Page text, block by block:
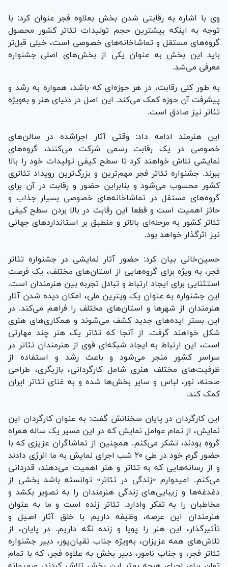
وی با اشاره به رقابتی شدن بخش بعلاوه فجر عنوان کرد: با
توجه به اینکه بیشترین حجم تولیدات تئاتر کشور محصول
گروه‌های مستقل و تماشاخانه‌های خصوصی است، خیلی قبل‌تر
باید این بخش به عنوان یکی از بخش‌های اصلی جشنواره
معرفی می‌شد.
به طور کلی رقابت، در هر حوزه‌ای که باشد، همواره به رشد و
پیشرفت آن حوزه کمک می‌کند. این اصل در دنیای هنر و به‌ویژه
تئاتر نیز صادق است.
این هنرمند ادامه داد: وقتی آثار اجراشده در سالن‌های
خصوصی در یک رقابت رسمی شرکت می‌کنند، گروه‌های
نمایشی تلاش خواهند کرد تا سطح کیفی تولیدات خود را بالا
ببرند. جشنواره تئاتر فجر مهم‌ترین و بزرگ‌ترین رویداد تئاتری
کشور محسوب می‌شود و بنابراین حضور و رقابت در آن برای
گروه‌های مستقل در تماشاخانه‌های خصوصی بسیار جذاب و
حائز اهمیت است و قطعا این رقابت در بالا بردن سطح کیفی
تئاتر کشور به مرحله‌ای بالاتر و منطبق بر استاندارد‌های جهانی
نیز اثرگذار خواهد بود.
حسین‌خانی بیان کرد: حضور آثار نمایشی در جشنواره تئاتر
فجر، به ویژه برای گروه‌هایی از استان‌های مختلف، یک فرصت
استثنایی برای ایجاد ارتباط و تبادل تجربه بین هنرمندان است.
این جشنواره به عنوان یک ویترین ملی، امکان دیده شدن آثار
هنرمندان از شهر‌ها و استان‌های مختلف را فراهم می‌کند. در
این بستر ایده‌های جدید کشف می‌شوند و همکاری‌های هنری
شکل خواهند گرفت. از آنجا که تئاتر یک هنر چند مهارتی
است، این ارتباط به ایجاد شبکه‌ای قوی از هنرمندان تئاتر در
سراسر کشور منجر می‌شود و باعث رشد و استفاده از
ظرفیت‌های مختلف هنری شامل کارگردانی، بازیگری، طراحی
صحنه، نور، لباس و سایر بخش‌ها شده و به غنای تئاتر ایران
کمک کند.
این کارگردان در پایان سخنانش گفت: به عنوان کارگردان این
نمایش، از تمام عوامل نمایش که در این مسیر یک ساله همراه
گروه بودند، تشکر می‌کنم. همچنین از تماشاگران عزیزی که با
حضور گرم خود در طی ۲۰ شب اجرای نمایش به ما انرژی دادند
و از رسانه‌هایی که به تئاتر و هنر اهمیت می‌دهند، قدردانی
می‌کنم. امیدوارم «زندگی در تئاتر» توانسته باشد بخشی از
دغدغه‌ها و زیبایی‌های زندگی هنرمندان را به تصویر بکشد و
مخاطبان را به تفکر وادارد. تئاتر زنده است و ما به عنوان
هنرمندان این عرصه، وظیفه داریم با خلق آثار اصیل و
تأثیرگذار، این هنر را پویا و زنده نگه داریم. در پایان، از
تلاش‌های همه عزیزان، به‌ویژه جناب تقیان‌پور، دبیر جشنواره
تئاتر فجر، و جناب نامور، دبیر بخش به علاوه فجر، که با تمام